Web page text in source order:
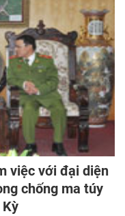
CSND và thuyết
đón đoàn còn có lãnh
tác quốc tế và Khoa
việc với đại diện
chống ma túy